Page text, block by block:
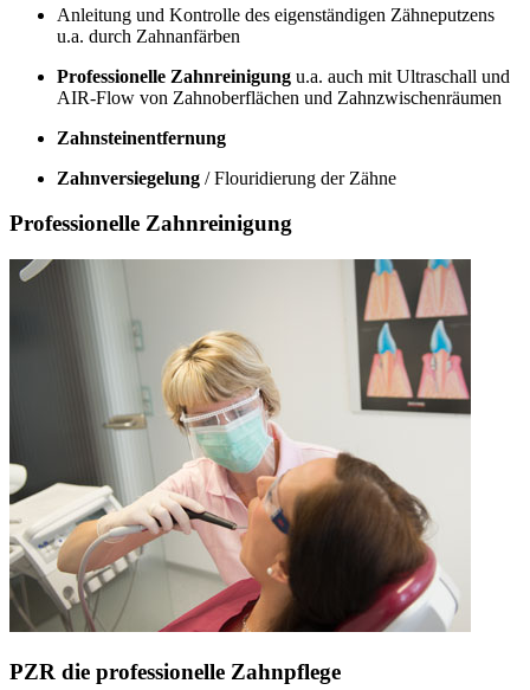
Anleitung und Kontrolle des eigenständigen Zähneputzens
u.a. durch Zahnanfärben
Professionelle Zahnreinigung u.a. auch mit Ultraschall und
AIR-Flow von Zahnoberflächen und Zahnzwischenräumen
Zahnsteinentfernung
Zahnversiegelung / Flouridierung der Zähne
Professionelle Zahnreinigung
PZR die professionelle Zahnpflege